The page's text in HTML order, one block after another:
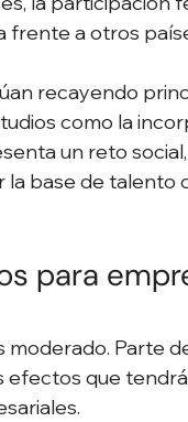
frente a otros
recayendo
como la
un reto
base de talento
para
moderado. Parte
efectos que